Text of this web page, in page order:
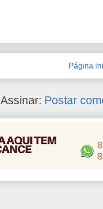
Página
Assinar: Postar